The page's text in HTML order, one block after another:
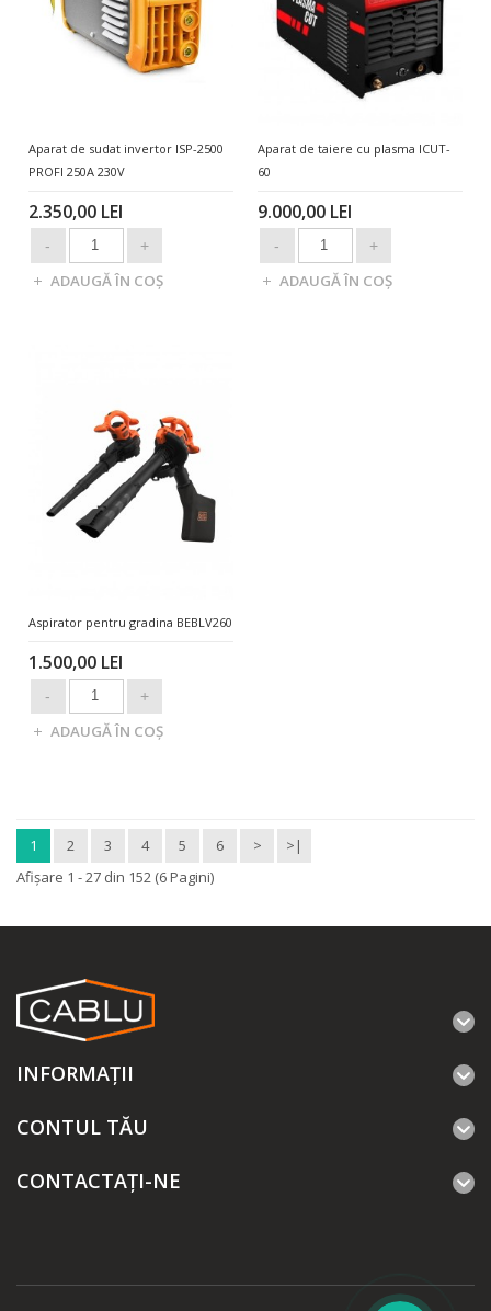
Aparat de sudat invertor ISP-2500
PROFI 250A 230V
2.350,00 LEI
Aparat de taiere cu plasma ICUT-
60
9.000,00 LEI
Aspirator pentru gradina BEBLV260
1.500,00 LEI
1 2 3 4 5 6 >
>|
Afişare 1 - 27 din 152 (6 Pagini)
INFORMAŢII
CONTUL TĂU
CONTACTAȚI-NE